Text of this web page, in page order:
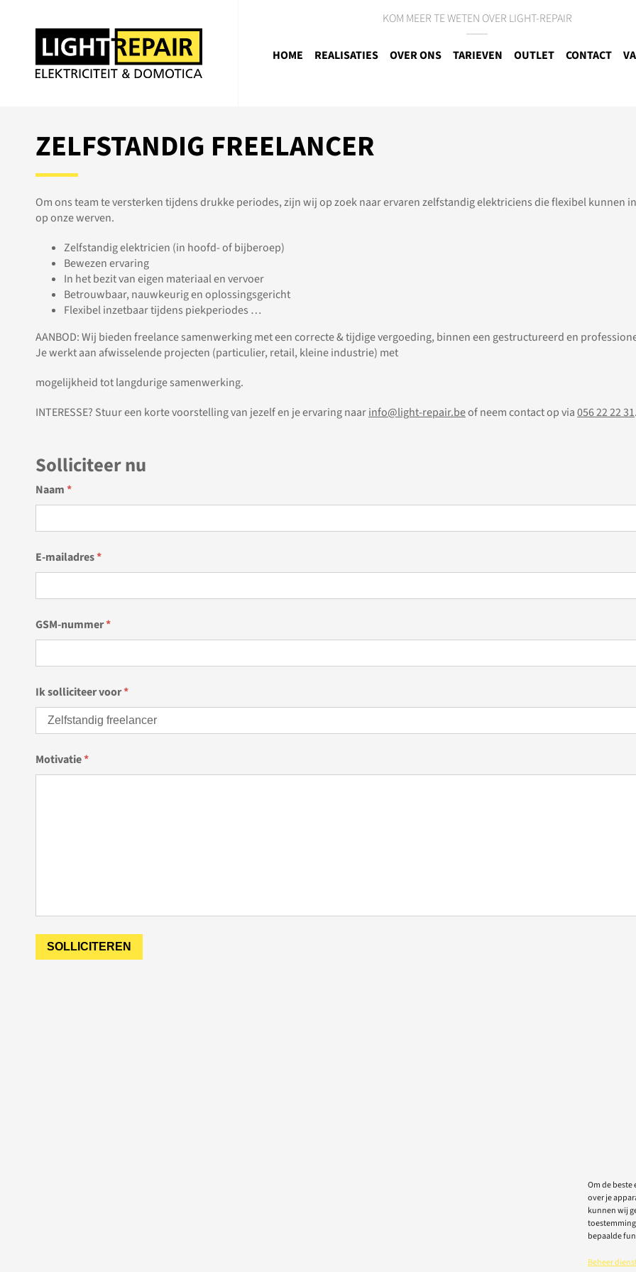
Om de
over je
kunnen wij
bepaalde
Beheer
KOM MEER TE WETEN OVER LIGHT-REPAIR
HOME REALISATIES OVER ONS TARIEVEN OUTLET CONTACT
ZELFSTANDIG FREELANCER
Om ons team te versterken tijdens drukke periodes, zijn wij op zoek naar ervaren zelfstandig elektriciens die flexibel kunnen
op onze werven.
Zelfstandig elektricien (in hoofd- of bijberoep)
Bewezen ervaring
In het bezit van eigen materiaal en vervoer
Betrouwbaar, nauwkeurig en oplossingsgericht
Flexibel inzetbaar tijdens piekperiodes …
AANBOD: Wij bieden freelance samenwerking met een correcte & tijdige vergoeding, binnen een gestructureerd en
Je werkt aan afwisselende projecten (particulier, retail, kleine industrie) met
mogelijkheid tot langdurige samenwerking.
INTERESSE? Stuur een korte voorstelling van jezelf en je ervaring naarinfo@light-repair.beof neem contact op via056 22 22 31.
Solliciteer nu
Naam*
E-mailadres*
GSM-nummer*
Ik solliciteer voor*
Motivatie*